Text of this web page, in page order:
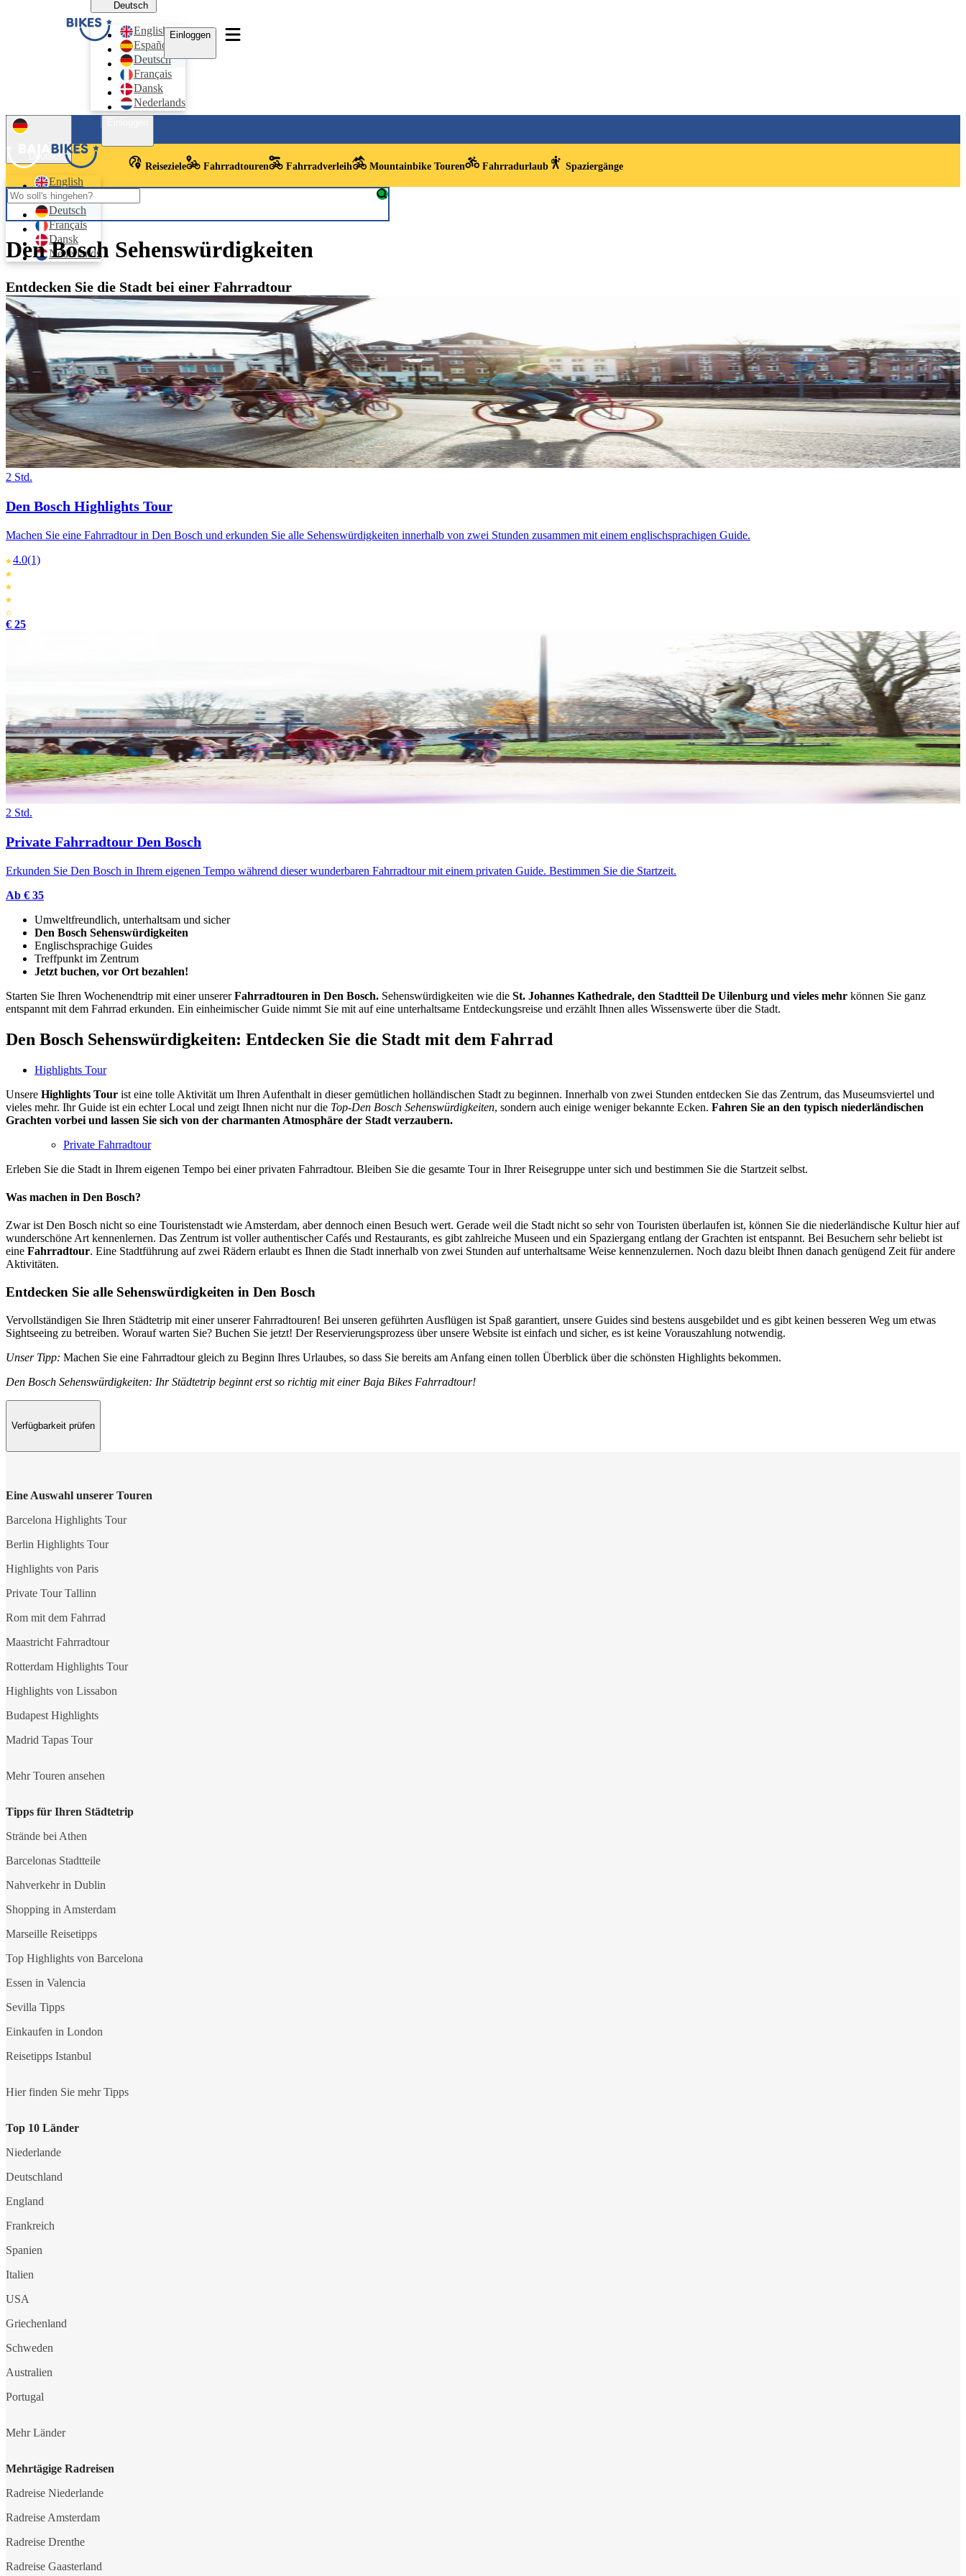
Deutsch
English
Español
Deutsch
Français
Dansk
Nederlands
Einloggen
Deutsch
English
Español
Deutsch
Français
Dansk
Nederlands
Reiseziele Fahrradtouren Fahrradverleih Mountainbike Touren Fahrradurlaub Spaziergänge
Den Bosch Sehenswürdigkeiten
Entdecken Sie die Stadt bei einer Fahrradtour
2 Std.
Den Bosch Highlights Tour
Machen Sie eine Fahrradtour in Den Bosch und erkunden Sie alle Sehenswürdigkeiten innerhalb von zwei Stunden zusammen mit einem englischsprachigen Guide.
4.0(1)
€ 25
2 Std.
Private Fahrradtour Den Bosch
Erkunden Sie Den Bosch in Ihrem eigenen Tempo während dieser wunderbaren Fahrradtour mit einem privaten Guide. Bestimmen Sie die Startzeit.
Ab € 35
Umweltfreundlich, unterhaltsam und sicher
Den Bosch Sehenswürdigkeiten
Englischsprachige Guides
Treffpunkt im Zentrum
Jetzt buchen, vor Ort bezahlen!
Starten Sie Ihren Wochenendtrip mit einer unsererFahrradtouren in Den Bosch. Sehenswürdigkeiten wie die St. Johannes Kathedrale, den Stadtteil De Uilenburg und vieles mehr können Sie ganz
entspannt mit dem Fahrrad erkunden. Ein einheimischer Guide nimmt Sie mit auf eine unterhaltsame Entdeckungsreise und erzählt Ihnen alles Wissenswerte über die Stadt.
Den Bosch Sehenswürdigkeiten: Entdecken Sie die Stadt mit dem Fahrrad
Highlights Tour
Unsere Highlights Tour ist eine tolle Aktivität um Ihren Aufenthalt in dieser gemütlichen holländischen Stadt zu beginnen. Innerhalb von zwei Stunden entdecken Sie das Zentrum, das Museumsviertel und
vieles mehr. Ihr Guide ist ein echter Local und zeigt Ihnen nicht nur die Top-Den Bosch Sehenswürdigkeiten, sondern auch einige weniger bekannte Ecken. Fahren Sie an den typisch niederländischen
Grachten vorbei und lassen Sie sich von der charmanten Atmosphäre der Stadt verzaubern.
Private Fahrradtour
Erleben Sie die Stadt in Ihrem eigenen Tempo bei einer privaten Fahrradtour. Bleiben Sie die gesamte Tour in Ihrer Reisegruppe unter sich und bestimmen Sie die Startzeit selbst.
Was machen in Den Bosch?
Zwar ist Den Bosch nicht so eine Touristenstadt wie Amsterdam, aber dennoch einen Besuch wert. Gerade weil die Stadt nicht so sehr von Touristen überlaufen ist, können Sie die niederländische Kultur hier auf
wunderschöne Art kennenlernen. Das Zentrum ist voller authentischer Cafés und Restaurants, es gibt zahlreiche Museen und ein Spaziergang entlang der Grachten ist entspannt. Bei Besuchern sehr beliebt ist
eine Fahrradtour. Eine Stadtführung auf zwei Rädern erlaubt es Ihnen die Stadt innerhalb von zwei Stunden auf unterhaltsame Weise kennenzulernen. Noch dazu bleibt Ihnen danach genügend Zeit für andere
Aktivitäten.
Entdecken Sie alle Sehenswürdigkeiten in Den Bosch
Vervollständigen Sie Ihren Städtetrip mit einer unserer Fahrradtouren! Bei unseren geführten Ausflügen ist Spaß garantiert, unsere Guides sind bestens ausgebildet und es gibt keinen besseren Weg um etwas
Sightseeing zu betreiben. Worauf warten Sie? Buchen Sie jetzt! Der Reservierungsprozess über unsere Website ist einfach und sicher, es ist keine Vorauszahlung notwendig.
Unser Tipp: Machen Sie eine Fahrradtour gleich zu Beginn Ihres Urlaubes, so dass Sie bereits am Anfang einen tollen Überblick über die schönsten Highlights bekommen.
Den Bosch Sehenswürdigkeiten: Ihr Städtetrip beginnt erst so richtig mit einer Baja Bikes Fahrradtour!
Verfügbarkeit prüfen
Eine Auswahl unserer Touren
Barcelona Highlights Tour
Berlin Highlights Tour
Highlights von Paris
Private Tour Tallinn
Rom mit dem Fahrrad
Maastricht Fahrradtour
Rotterdam Highlights Tour
Highlights von Lissabon
Budapest Highlights
Madrid Tapas Tour
Mehr Touren ansehen
Tipps für Ihren Städtetrip
Strände bei Athen
Barcelonas Stadtteile
Nahverkehr in Dublin
Shopping in Amsterdam
Marseille Reisetipps
Top Highlights von Barcelona
Essen in Valencia
Sevilla Tipps
Einkaufen in London
Reisetipps Istanbul
Hier finden Sie mehr Tipps
Top 10 Länder
Niederlande
Deutschland
England
Frankreich
Spanien
Italien
USA
Griechenland
Schweden
Australien
Portugal
Mehr Länder
Mehrtägige Radreisen
Radreise Niederlande
Radreise Amsterdam
Radreise Drenthe
Radreise Gaasterland